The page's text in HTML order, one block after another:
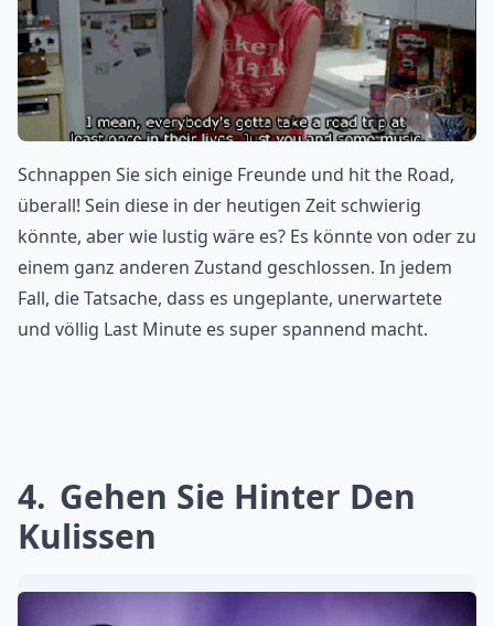
Schnappen Sie sich einige Freunde und hit the Road,
überall! Sein diese in der heutigen Zeit schwierig
könnte, aber wie lustig wäre es? Es könnte von oder zu
einem ganz anderen Zustand geschlossen. In jedem
Fall, die Tatsache, dass es ungeplante, unerwartete
und völlig Last Minute es super spannend macht.
4 Gehen Sie Hinter Den
Kulissen